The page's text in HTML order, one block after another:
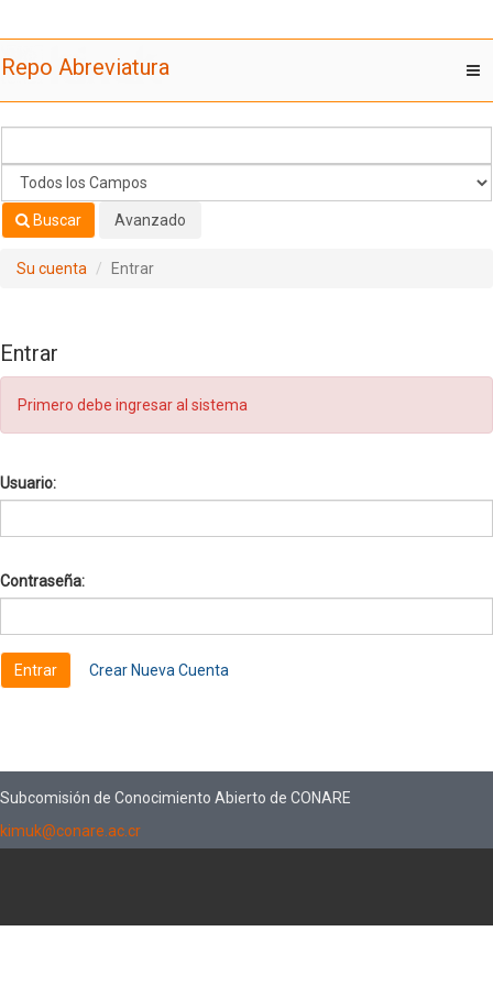
Repo Abreviatura
Buscar Avanzado
Su cuenta Entrar
Entrar
Primero debe ingresar al sistema
Usuario:
Contraseña:
Crear Nueva Cuenta
Subcomisión de Conocimiento Abierto de CONARE
kimuk@conare.ac.cr